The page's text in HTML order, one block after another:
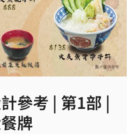
參考 | 第1部 |
牌